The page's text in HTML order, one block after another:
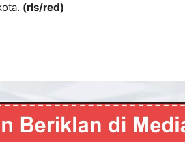
(rls/red)